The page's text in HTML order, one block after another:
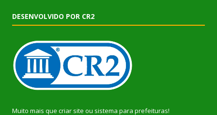
DESENVOLVIDO POR CR2
Muito mais que criar site ou sistema para prefeituras!